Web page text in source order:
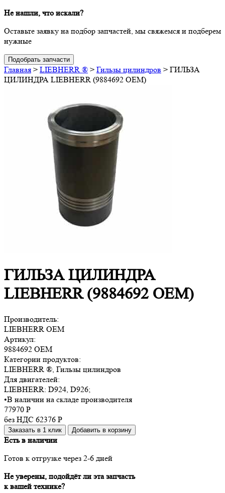
Не нашли, что искали?
Оставьте заявку на подбор запчастей, мы свяжемся и подберем
нужные
Подобрать запчасти
Главная > LIEBHERR ® > Гильзы цилиндров > ГИЛЬЗА
ЦИЛИНДРА LIEBHERR (9884692 OEM)
ГИЛЬЗА ЦИЛИНДРА
LIEBHERR (9884692 OEM)
Производитель:
LIEBHERR OEM
Артикул:
9884692 OEM
Категории продуктов:
LIEBHERR ®, Гильзы цилиндров
Для двигателей:
LIEBHERR: D924, D926;
•В наличии на складе производителя
77970 Р
без НДС 62376 Р
Заказать в 1 клик Добавить в корзину
Есть в наличии
Готов к отгрузке через 2-6 дней
Не уверены, подойдёт ли эта запчасть
к вашей технике?